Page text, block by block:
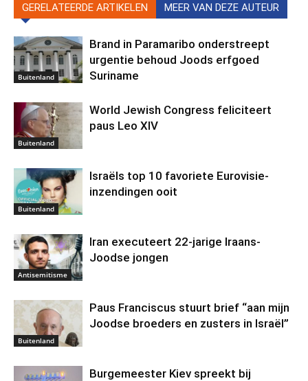
GERELATEERDE ARTIKELEN MEER VAN DEZE AUTEUR
Buitenland
Brand in Paramaribo onderstreept
urgentie behoud Joods erfgoed
Suriname
Buitenland
World Jewish Congress feliciteert
paus Leo XIV
Buitenland
Israëls top 10 favoriete Eurovisie-
inzendingen ooit
Antisemitisme
Iran executeert 22-jarige Iraans-
Joodse jongen
Buitenland
Paus Franciscus stuurt brief “aan mijn
Joodse broeders en zusters in Israël”
Burgemeester Kiev spreekt bij